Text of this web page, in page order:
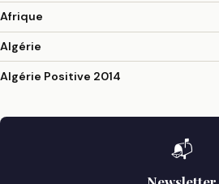
Afrique
Algérie
Algérie Positive 2014
📬